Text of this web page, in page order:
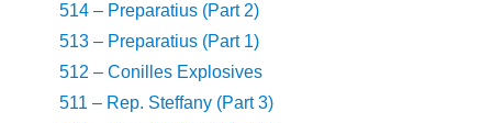
514 – Preparatius (Part 2)
513 – Preparatius (Part 1)
512 – Conilles Explosives
511 – Rep. Steffany (Part 3)